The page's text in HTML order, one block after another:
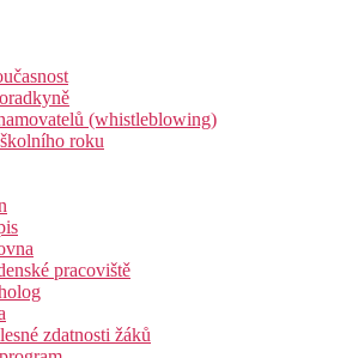
(whistleblowing)
roku
pracoviště
zdatnosti žáků